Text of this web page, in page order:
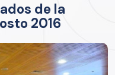
de la
2016